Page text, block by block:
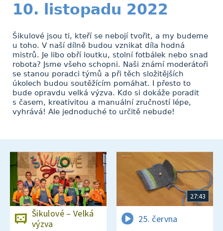
10. listopadu 2022
Šikulové jsou ti, kteří se nebojí tvořit, a my budeme
u toho. V naší dílně budou vznikat díla hodná
mistrů. Je libo obří loutku, stolní fotbálek nebo snad
robota? Jsme všeho schopni. Naši známí moderátoři
se stanou poradci týmů a při těch složitějších
úkolech budou soutěžícím pomáhat. I přesto to
bude opravdu velká výzva. Kdo si dokáže poradit
s časem, kreativitou a manuální zručností lépe,
vyhrává! Ale jednoduché to určitě nebude!
Šikulové – Velká
výzva
27:43
25. června